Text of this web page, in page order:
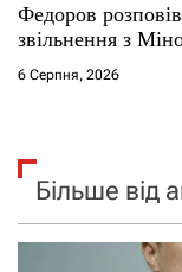
Федоров
звільнення з
6 Серпня, 2026
Більше від